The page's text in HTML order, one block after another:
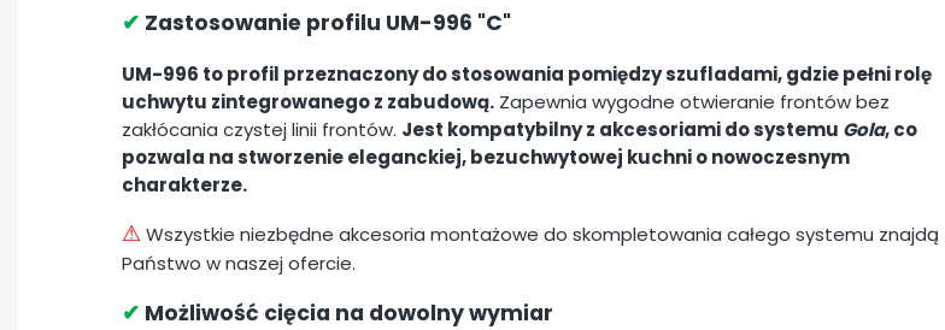
✔ Zastosowanie profilu UM-996 "C"
UM-996 to profil przeznaczony do stosowania pomiędzy szufladami, gdzie pełni rolę
uchwytu zintegrowanego z zabudową. Zapewnia wygodne otwieranie frontów bez
zakłócania czystej linii frontów. Jest kompatybilny z akcesoriami do systemu Gola, co
pozwala na stworzenie eleganckiej, bezuchwytowej kuchni o nowoczesnym
charakterze.
⚠ Wszystkie niezbędne akcesoria montażowe do skompletowania całego systemu znajdą
Państwo w naszej ofercie.
✔ Możliwość cięcia na dowolny wymiar